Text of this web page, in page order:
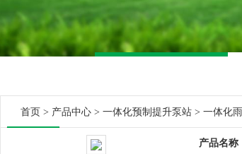
首页 > 产品中心 > 一体化预制提升泵站 > 一体化
产品名称